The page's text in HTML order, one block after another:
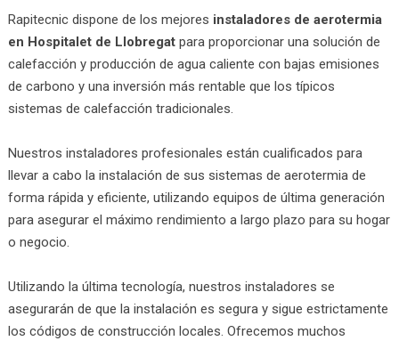
Rapitecnic dispone de los mejores instaladores de aerotermia
en Hospitalet de Llobregatpara proporcionar una solución de
calefacción y producción de agua caliente con bajas emisiones
de carbono y una inversión más rentable que los típicos
sistemas de calefacción tradicionales.
Nuestros instaladores profesionales están cualificados para
llevar a cabo la instalación de sus sistemas de aerotermia de
forma rápida y eficiente, utilizando equipos de última generación
para asegurar el máximo rendimiento a largo plazo para su hogar
o negocio.
Utilizando la última tecnología, nuestros instaladores se
asegurarán de que la instalación es segura y sigue estrictamente
los códigos de construcción locales. Ofrecemos muchos